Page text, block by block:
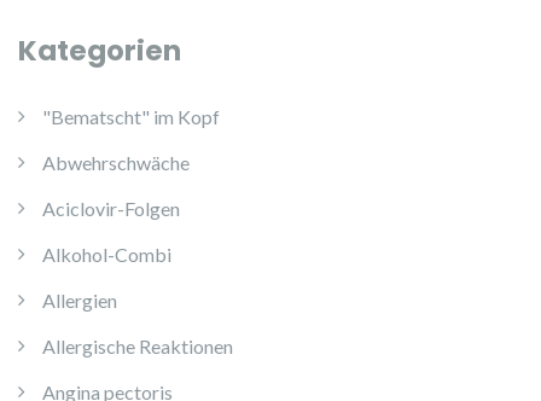
Kategorien
"Bematscht" im Kopf
Abwehrschwäche
Aciclovir-Folgen
Alkohol-Combi
Allergien
Allergische Reaktionen
Angina pectoris